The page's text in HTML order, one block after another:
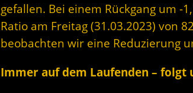
gefallen. Bei einem Rückgang um -
Ratio am Freitag (31.03.2023) von
beobachten wir eine Reduzierung
Immer auf dem Laufenden – folgt